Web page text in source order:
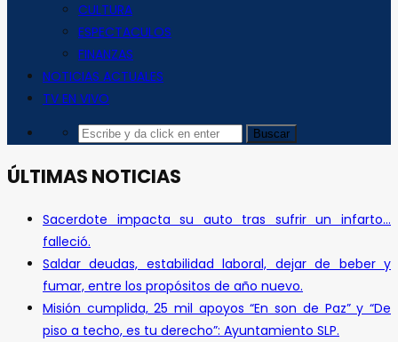
CULTURA
ESPECTACULOS
FINANZAS
NOTICIAS ACTUALES
TV EN VIVO
ÚLTIMAS NOTICIAS
Sacerdote impacta su auto tras sufrir un infarto…
falleció.
Saldar deudas, estabilidad laboral, dejar de beber y
fumar, entre los propósitos de año nuevo.
Misión cumplida, 25 mil apoyos “En son de Paz” y “De
piso a techo, es tu derecho”: Ayuntamiento SLP.